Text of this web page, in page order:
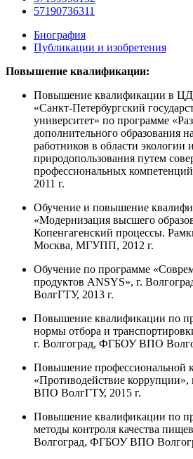
57190736311
Биография
Публикации и изобретения
Повышение квалификации:
Повышение квалификации в
«Санкт-Петербургский
университет» по программе
дополнительного образования
работников в области экологии
природопользования путем
профессиональных
2011 г.
Обучение и повышение
«Модернизация высшего
Копенгагенский процессы.
Москва, МГУПП, 2012 г.
Обучение по программе
продуктов ANSYS», г.
ВолгГТУ, 2013 г.
Повышение квалификации по
нормы отбора и
г. Волгоград, ФГБОУ ВПО
Повышение
«Противодействие
ВПО ВолгГТУ, 2015 г.
Повышение квалификации по
методы контроля качества
Волгоград, ФГБОУ ВПО